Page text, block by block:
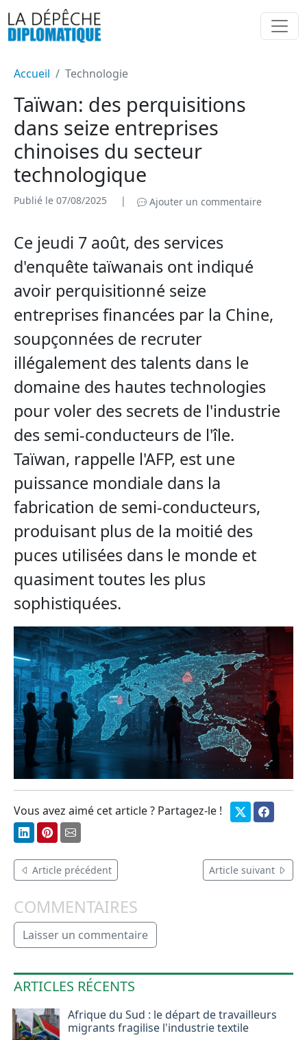
Accueil Technologie
Taïwan: des perquisitions
dans seize entreprises
chinoises du secteur
technologique
Publié le 07/08/2025 | Ajouter un commentaire
Ce jeudi 7 août, des services
d'enquête taïwanais ont indiqué
avoir perquisitionné seize
entreprises financées par la Chine,
soupçonnées de recruter
illégalement des talents dans le
domaine des hautes technologies
pour voler des secrets de l'industrie
des semi-conducteurs de l'île.
Taïwan, rappelle l'AFP, est une
puissance mondiale dans la
fabrication de semi-conducteurs,
produisant plus de la moitié des
puces utilisées dans le monde et
quasiment toutes les plus
sophistiquées.
Vous avez aimé cet article ? Partagez-le !
Article précédent Article suivant
COMMENTAIRES
Laisser un commentaire
ARTICLES RÉCENTS
Afrique du Sud : le départ de travailleurs
migrants fragilise l'industrie textile